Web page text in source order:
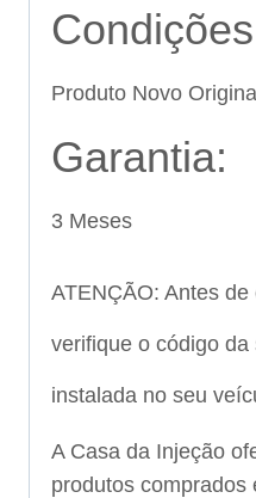
Produto Novo
Garantia:
3 Meses
ATENÇÃO: Antes
verifique o código
instalada no seu
A Casa da Injeção
produtos comprados